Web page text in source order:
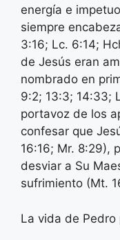
energía e
siempre
3:16; Lc. 6:14;
de Jesús eran
nombrado en
9:2; 13:3; 14:33;
portavoz de los
confesar que
16:16; Mr. 8:29),
desviar a Su
sufrimiento (Mt.
La vida de